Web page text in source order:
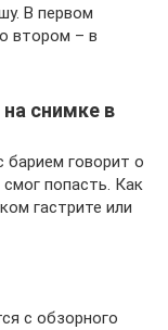
В первом
втором – в
снимке в
барием говорит о
попасть. Как
гастрите или
с обзорного